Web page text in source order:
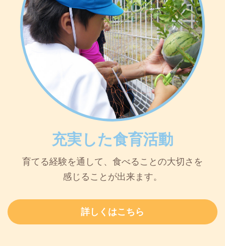
充実した食育活動
育てる経験を通して、食べることの大切さを
感じることが出来ます。
詳しくはこちら